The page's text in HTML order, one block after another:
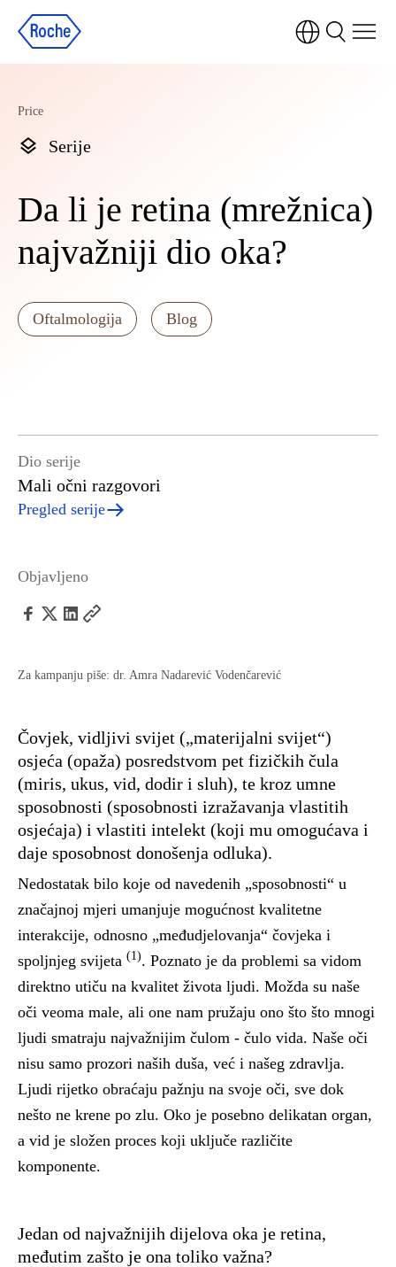
Price
Serije
Da li je retina (mrežnica)
najvažniji dio oka?
Oftalmologija Blog
Dio serije
Mali očni razgovori
Pregled serije
Objavljeno
Za kampanju piše: dr. Amra Nadarević Vodenčarević
Čovjek, vidljivi svijet („materijalni svijet“)
osjeća (opaža) posredstvom pet fizičkih čula
(miris, ukus, vid, dodir i sluh), te kroz umne
sposobnosti (sposobnosti izražavanja vlastitih
osjećaja) i vlastiti intelekt (koji mu omogućava i
daje sposobnost donošenja odluka).
Nedostatak bilo koje od navedenih „sposobnosti“ u
značajnoj mjeri umanjuje mogućnost kvalitetne
interakcije, odnosno „međudjelovanja“ čovjeka i
spoljnjeg svijeta (1). Poznato je da problemi sa vidom
direktno utiču na kvalitet života ljudi. Možda su naše
oči veoma male, ali one nam pružaju ono što što mnogi
ljudi smatraju najvažnijim čulom - čulo vida. Naše oči
nisu samo prozori naših duša, već i našeg zdravlja.
Ljudi rijetko obraćaju pažnju na svoje oči, sve dok
nešto ne krene po zlu. Oko je posebno delikatan organ,
a vid je složen proces koji uključe različite
komponente.
Jedan od najvažnijih dijelova oka je retina,
međutim zašto je ona toliko važna?